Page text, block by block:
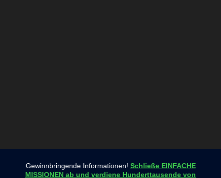
Gewinnbringende Informationen! Schließe EINFACHE
MISSIONEN ab und verdiene Hunderttausende von